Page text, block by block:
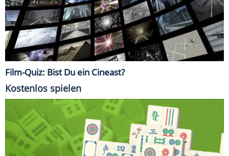
Film-Quiz: Bist Du ein Cineast?
Kostenlos spielen